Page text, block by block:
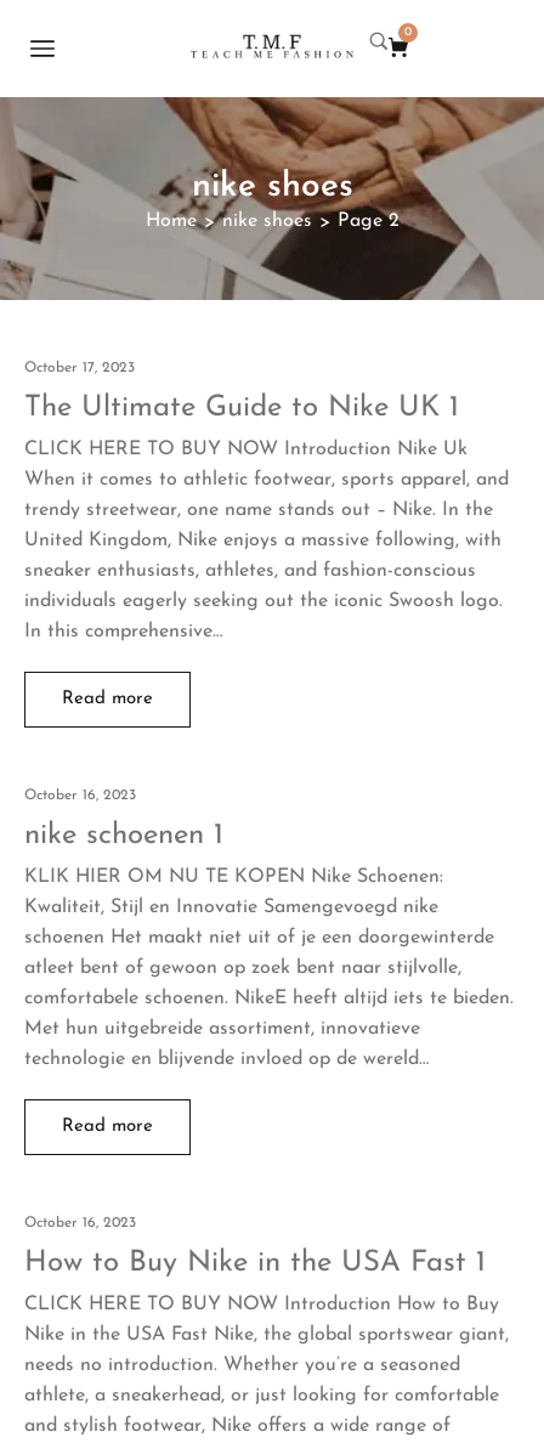
0
nike shoes
Home > nike shoes > Page 2
October 17, 2023
The Ultimate Guide to Nike UK 1
CLICK HERE TO BUY NOW Introduction Nike Uk
When it comes to athletic footwear, sports apparel, and
trendy streetwear, one name stands out – Nike. In the
United Kingdom, Nike enjoys a massive following, with
sneaker enthusiasts, athletes, and fashion-conscious
individuals eagerly seeking out the iconic Swoosh logo.
In this comprehensive…
Read more
October 16, 2023
nike schoenen 1
KLIK HIER OM NU TE KOPEN Nike Schoenen:
Kwaliteit, Stijl en Innovatie Samengevoegd nike
schoenen Het maakt niet uit of je een doorgewinterde
atleet bent of gewoon op zoek bent naar stijlvolle,
comfortabele schoenen. NikeE heeft altijd iets te bieden.
Met hun uitgebreide assortiment, innovatieve
technologie en blijvende invloed op de wereld…
Read more
October 16, 2023
How to Buy Nike in the USA Fast 1
CLICK HERE TO BUY NOW Introduction How to Buy
Nike in the USA Fast Nike, the global sportswear giant,
needs no introduction. Whether you’re a seasoned
athlete, a sneakerhead, or just looking for comfortable
and stylish footwear, Nike offers a wide range of